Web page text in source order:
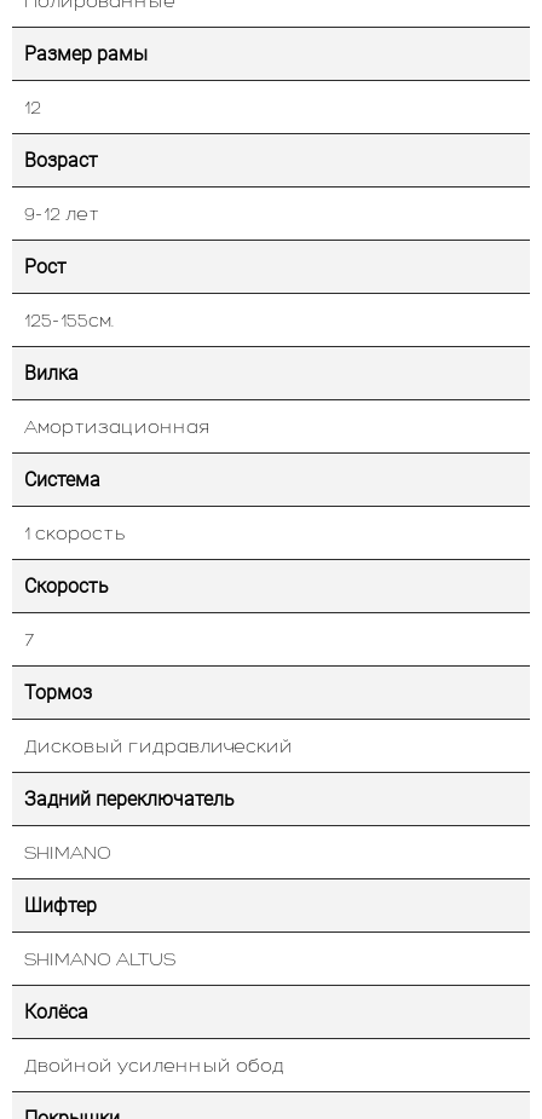
Размер рамы
12
Возраст
9-12 лет
Рост
125-155см.
Вилка
Амортизационная
Система
1 скорость
Скорость
7
Тормоз
Дисковый гидравлический
Задний переключатель
SHIMANO
Шифтер
SHIMANO ALTUS
Колёса
Двойной усиленный обод